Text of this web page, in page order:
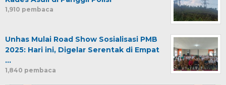
1,910 pembaca
Unhas Mulai Road Show Sosialisasi PMB
2025: Hari ini, Digelar Serentak di Empat
…
1,840 pembaca